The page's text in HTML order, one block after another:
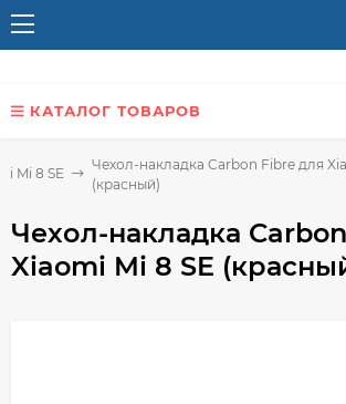
КАТАЛОГ ТОВАРОВ
Mi 8 SE
Чехол-накладка Carbon Fibre для
(красный)
Чехол-накладка
Xiaomi Mi 8 SE